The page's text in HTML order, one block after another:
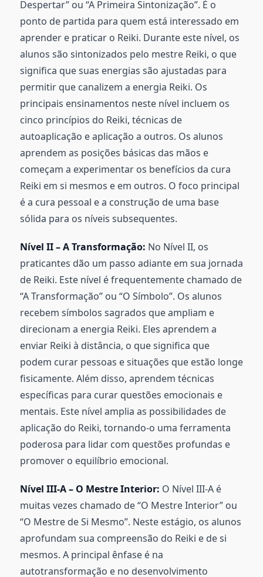
Despertar” ou “A Primeira Sintonização”. É o
ponto de partida para quem está interessado em
aprender e praticar o Reiki. Durante este nível, os
alunos são sintonizados pelo mestre Reiki, o que
significa que suas energias são ajustadas para
permitir que canalizem a energia Reiki. Os
principais ensinamentos neste nível incluem os
cinco princípios do Reiki, técnicas de
autoaplicação e aplicação a outros. Os alunos
aprendem as posições básicas das mãos e
começam a experimentar os benefícios da cura
Reiki em si mesmos e em outros. O foco principal
é a cura pessoal e a construção de uma base
sólida para os níveis subsequentes.
Nível II – A Transformação: No Nível II, os
praticantes dão um passo adiante em sua jornada
de Reiki. Este nível é frequentemente chamado de
“A Transformação” ou “O Símbolo”. Os alunos
recebem símbolos sagrados que ampliam e
direcionam a energia Reiki. Eles aprendem a
enviar Reiki à distância, o que significa que
podem curar pessoas e situações que estão longe
fisicamente. Além disso, aprendem técnicas
específicas para curar questões emocionais e
mentais. Este nível amplia as possibilidades de
aplicação do Reiki, tornando-o uma ferramenta
poderosa para lidar com questões profundas e
promover o equilíbrio emocional.
Nível III-A – O Mestre Interior: O Nível III-A é
muitas vezes chamado de “O Mestre Interior” ou
“O Mestre de Si Mesmo”. Neste estágio, os alunos
aprofundam sua compreensão do Reiki e de si
mesmos. A principal ênfase é na
autotransformação e no desenvolvimento